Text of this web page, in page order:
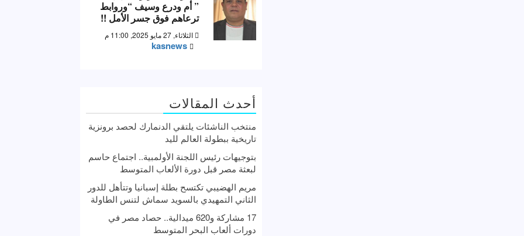
” أم ودرع وسيف “وروابط
ترعاهم فوق جسر الأمل !!
الثلاثاء, 27 مايو 2025, 11:00 م
kasnews
أحدث المقالات
منتخب الناشئات يلتقي الدنمارك لحصد برونزية
تاريخية ببطولة العالم لليد
بتوجيهات رئيس اللجنة الأولمبية.. اجتماع حاسم
لبعثة مصر قبل دورة الألعاب المتوسط
مريم الهضيبي تكتسح بطلة إسبانيا وتتأهل للدور
الثاني التمهيدي بالسويد سماش لتنس الطاولة
17 مشاركة و620 ميدالية.. حصاد مصر في
دورات ألعاب البحر المتوسط